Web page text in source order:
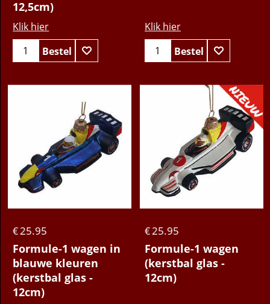
12,5cm)
Klik hier
Bestel
Klik hier
Bestel
€25.95
Formule-1 wagen in
blauwe kleuren
(kerstbal glas -
12cm)
€25.95
Formule-1 wagen
(kerstbal glas -
12cm)